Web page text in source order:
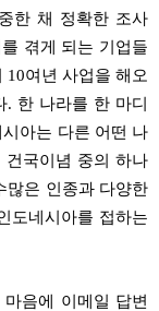
한 채 정확한 조사
겪게 되는 기업들
여년 사업을 해오
한 나라를 한 마디
아는 다른 어떤 나
건국이념 중의 하나
많은 인종과 다양한
도네시아를 접하는
음에 이메일 답변